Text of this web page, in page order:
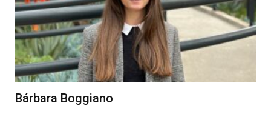
Bárbara Boggiano